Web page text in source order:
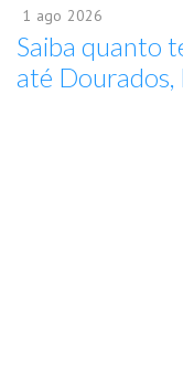
1 ago 2026
Saiba quanto
até Dourados,